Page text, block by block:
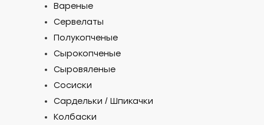
Вареные
Сервелаты
Полукопченые
Сырокопченые
Сыровяленые
Сосиски
Сардельки / Шпикачки
Колбаски